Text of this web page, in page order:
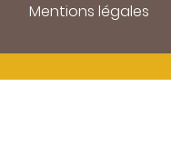
Mentions légales